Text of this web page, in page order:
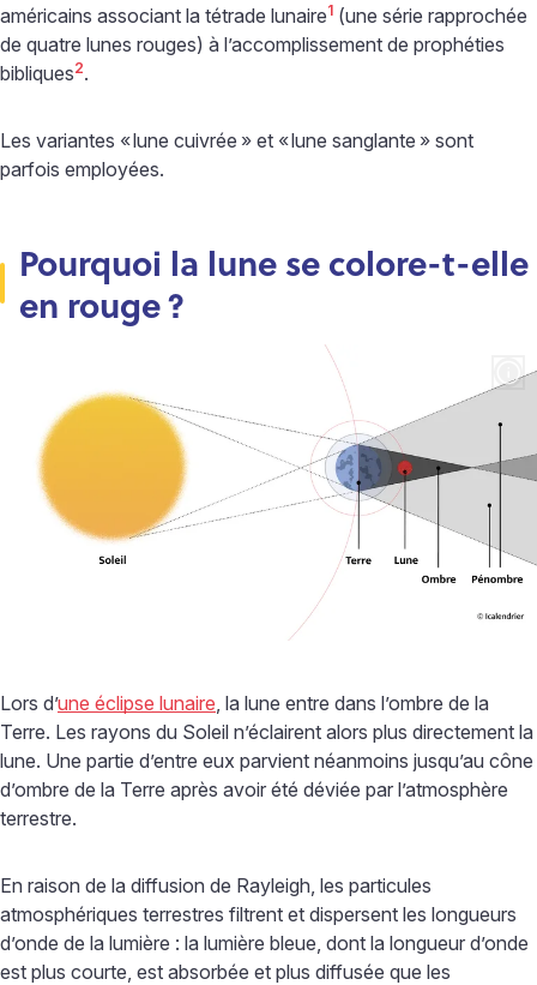
américains associant la tétrade lunaire1 (une série rapprochée
de quatre lunes rouges) à l’accomplissement de prophéties
bibliques2.
Les variantes «lune cuivrée » et «lune sanglante » sont
parfois employées.
Pourquoi la lune se colore-t-elle
en rouge?
Lors d’une éclipse lunaire , la lune entre dans l’ombre de la
Terre. Les rayons du Soleil n’éclairent alors plus directement la
lune. Une partie d’entre eux parvient néanmoins jusqu’au cône
d’ombre de la Terre après avoir été déviée par l’atmosphère
terrestre.
En raison de la diffusion de Rayleigh, les particules
atmosphériques terrestres filtrent et dispersent les longueurs
d’onde de la lumière : la lumière bleue, dont la longueur d’onde
est plus courte, est absorbée et plus diffusée que les